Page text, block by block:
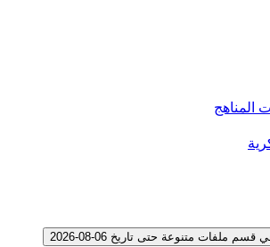
المناهج
متنوعة حتى تاريخ 06-08-2026